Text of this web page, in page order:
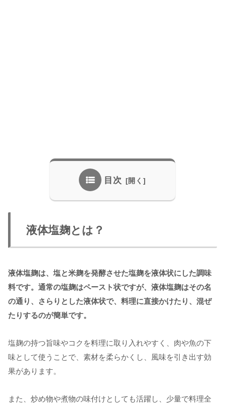
目次
液体塩麹とは？
液体塩麹は、塩と米麹を発酵させた塩麹を液体状にした調味
料です。通常の塩麹はペースト状ですが、液体塩麹はその名
の通り、さらりとした液体状で、料理に直接かけたり、混ぜ
たりするのが簡単です。
塩麹の持つ旨味やコクを料理に取り入れやすく、肉や魚の下
味として使うことで、素材を柔らかくし、風味を引き出す効
果があります。
また、炒め物や煮物の味付けとしても活躍し、少量で料理全